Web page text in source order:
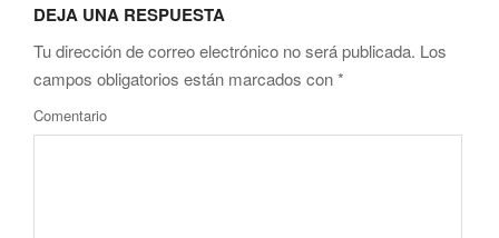
12
DEJA UNA RESPUESTA
Tu dirección de correo electrónico no será publicada. Los
campos obligatorios están marcados con*
Comentario